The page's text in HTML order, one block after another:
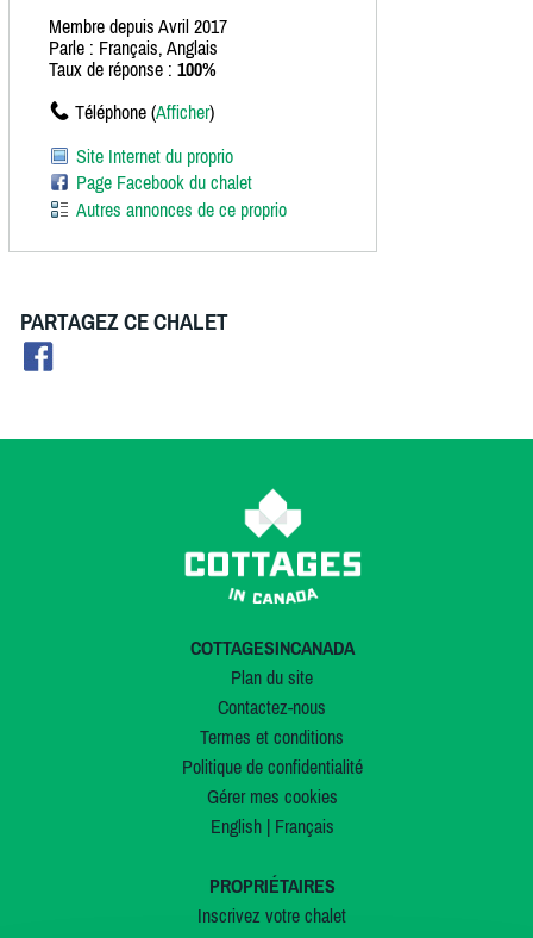
Membre depuis Avril 2017
Parle : Français, Anglais
Taux de réponse : 100%
Téléphone (Afficher)
Site Internet du proprio
Page Facebook du chalet
Autres annonces de ce proprio
PARTAGEZ CE CHALET
COTTAGESINCANADA
Plan du site
Contactez-nous
Termes et conditions
Politique de confidentialité
Gérer mes cookies
English| Français
PROPRIÉTAIRES
Inscrivez votre chalet